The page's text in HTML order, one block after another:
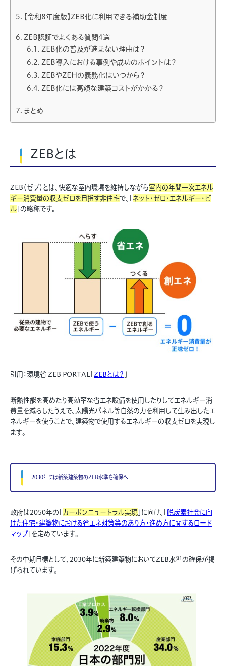
【令和8年度版】ZEB化に利用できる補助金制度
ZEB認証でよくある質問4選
ZEB化の普及が進まない理由は？
ZEB導入における事例や成功のポイントは？
ZEBやZEHの義務化はいつから？
ZEB化には高額な建築コストがかかる？
まとめ
ZEBとは
ZEB（ゼブ）とは、快適な室内環境を維持しながら室内の年間一次エネル
ギー消費量の収支ゼロを目指す非住宅で、「 ネット・ゼロ・エネルギー・ビ
ル」の略称です。
引用：環境省 ZEB PORTAL「ZEBとは？ 」
断熱性能を高めたり高効率な省エネ設備を使用したりしてエネルギー消
費量を減らしたうえで、太陽光パネル等自然の力を利用して生み出したエ
ネルギーを使うことで、建築物で使用するエネルギーの収支ゼロを実現し
ます。
2030年には新築建築物のZEB水準を確保へ
政府は2050年の「カーボンニュートラル実現 」に向け、「脱炭素社会に向
けた住宅・建築物における省エネ対策等のあり方・進め方に関するロード
マップ」を定めています。
その中期目標として、2030年に新築建築物においてZEB水準の確保が掲
げられています。